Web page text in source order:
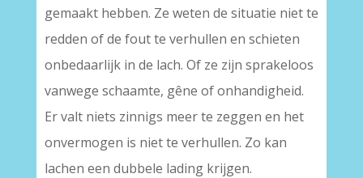
gemaakt hebben. Ze weten de situatie niet te
redden of de fout te verhullen en schieten
onbedaarlijk in de lach. Of ze zijn sprakeloos
vanwege schaamte, gêne of onhandigheid.
Er valt niets zinnigs meer te zeggen en het
onvermogen is niet te verhullen. Zo kan
lachen een dubbele lading krijgen.